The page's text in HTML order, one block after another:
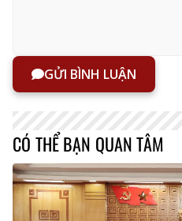
GỬI BÌNH LUẬN
CÓ THỂ BẠN QUAN TÂM